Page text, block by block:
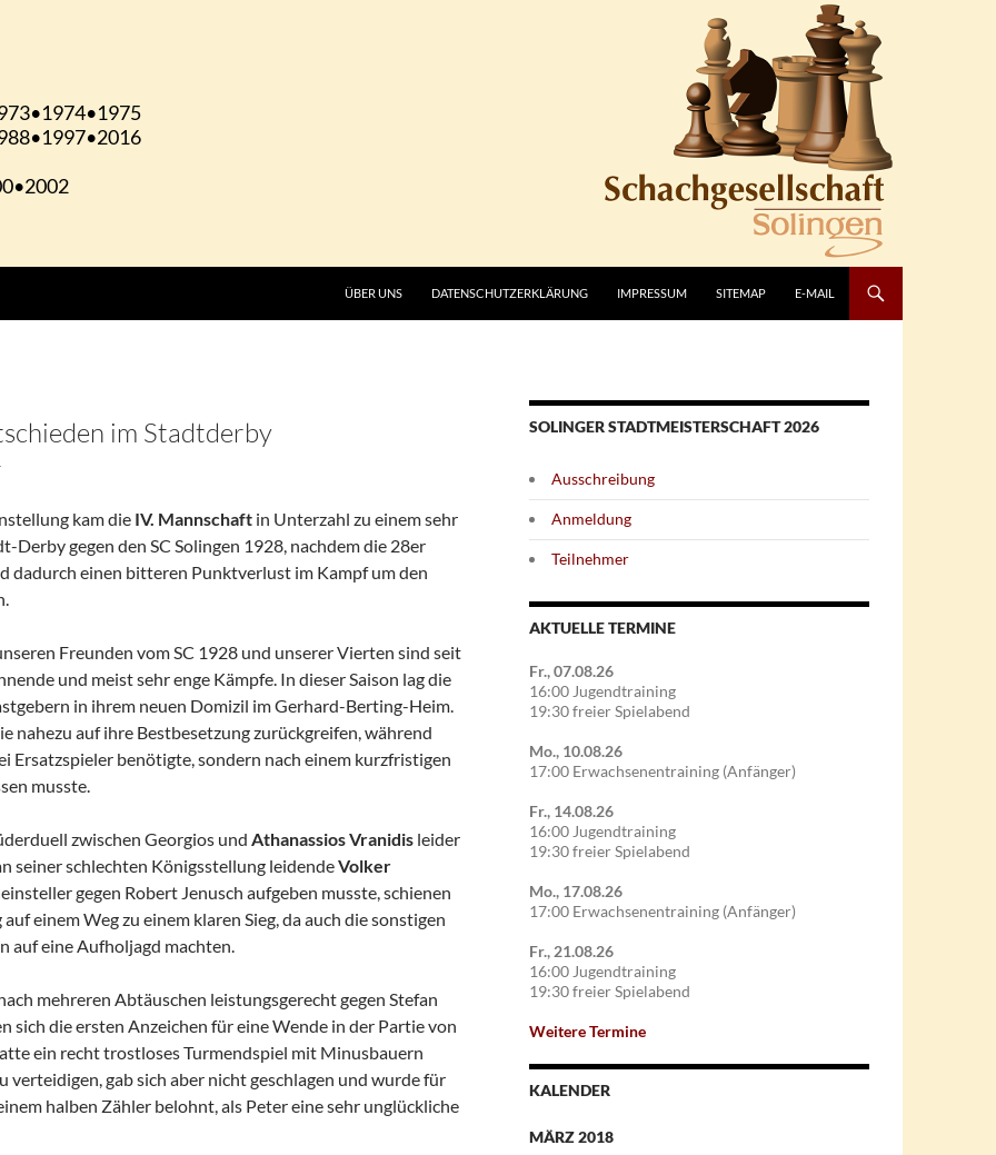
ÜBER UNS DATENSCHUTZERKLÄRUNG IMPRESSUM SITEMAP E-MAIL
im Stadtderby
kam die IV. Mannschaft in Unterzahl zu einem sehr
Derby gegen den SC Solingen 1928, nachdem die 28er
dadurch einen bitteren Punktverlust im Kampf um den
Freunden vom SC 1928 und unserer Vierten sind seit
und meist sehr enge Kämpfe. In dieser Saison lag die
in ihrem neuen Domizil im Gerhard-Berting-Heim.
nahezu auf ihre Bestbesetzung zurückgreifen, während
Ersatzspieler benötigte, sondern nach einem kurzfristigen
musste.
zwischen Georgios und Athanassios Vranidis leider
seiner schlechten Königsstellung leidendeVolker
gegen Robert Jenusch aufgeben musste, schienen
einem Weg zu einem klaren Sieg, da auch die sonstigen
auf eine Aufholjagd machten.
mehreren Abtäuschen leistungsgerecht gegen Stefan
sich die ersten Anzeichen für eine Wende in der Partie von
ein recht trostloses Turmendspiel mit Minusbauern
gab sich aber nicht geschlagen und wurde für
halben Zähler belohnt, als Peter eine sehr unglückliche
SOLINGER STADTMEISTERSCHAFT 2026
Ausschreibung
Anmeldung
Teilnehmer
AKTUELLE TERMINE
Fr., 07.08.26
16:00 Jugendtraining
19:30 freier Spielabend
Mo., 10.08.26
17:00 Erwachsenentraining (Anfänger)
Fr., 14.08.26
16:00 Jugendtraining
19:30 freier Spielabend
Mo., 17.08.26
17:00 Erwachsenentraining (Anfänger)
Fr., 21.08.26
16:00 Jugendtraining
19:30 freier Spielabend
Weitere Termine
KALENDER
MÄRZ 2018